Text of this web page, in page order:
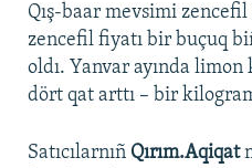
Qış-baar mevsimi
zencefil fiyatı bir buçuq
oldı. Yanvar ayında
dört qat arttı – bir
Satıcılarnıñ Qırım.Aqiqat